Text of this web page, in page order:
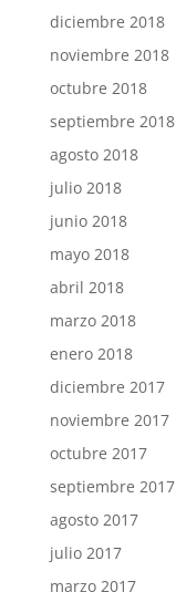
diciembre 2018
noviembre 2018
octubre 2018
septiembre 2018
agosto 2018
julio 2018
junio 2018
mayo 2018
abril 2018
marzo 2018
enero 2018
diciembre 2017
noviembre 2017
octubre 2017
septiembre 2017
agosto 2017
julio 2017
marzo 2017